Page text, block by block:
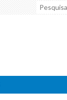
Pesquisar
por: